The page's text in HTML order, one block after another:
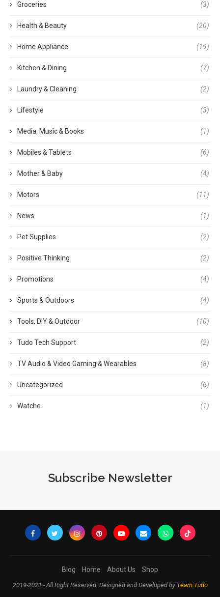
Groceries (3)
Health & Beauty (20)
Home Appliance (19)
Kitchen & Dining (7)
Laundry & Cleaning (2)
Lifestyle (3)
Media, Music & Books (1)
Mobiles & Tablets (6)
Mother & Baby (4)
Motors (11)
News (1)
Pet Supplies (2)
Positive Thinking (2)
Promotions (4)
Sports & Outdoors (4)
Tools, DIY & Outdoor (10)
Tudo Tech Support (2)
TV Audio & Video Gaming & Wearables (8)
Uncategorized (6)
Watche (1)
Subscribe Newsletter
Blog Home About Us Shop
2019-2021 - All Right Reserved. Designed and Developed by Team Tudo